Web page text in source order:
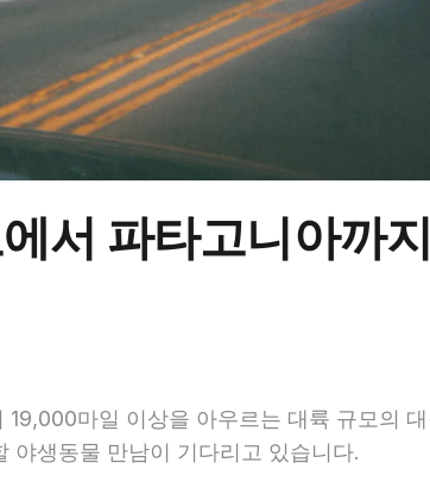
서 파타고니아까
마일 이상을 아우르는 대륙 규모의
야생동물 만남이 기다리고 있습니다.